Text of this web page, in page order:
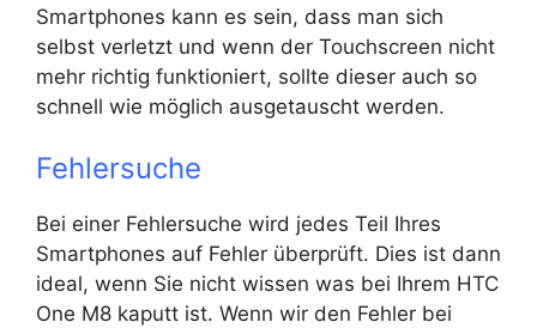
Smartphones kann es sein, dass man sich
selbst verletzt und wenn der Touchscreen nicht
mehr richtig funktioniert, sollte dieser auch so
schnell wie möglich ausgetauscht werden.
Fehlersuche
Bei einer Fehlersuche wird jedes Teil Ihres
Smartphones auf Fehler überprüft. Dies ist dann
ideal, wenn Sie nicht wissen was bei Ihrem HTC
One M8 kaputt ist. Wenn wir den Fehler bei